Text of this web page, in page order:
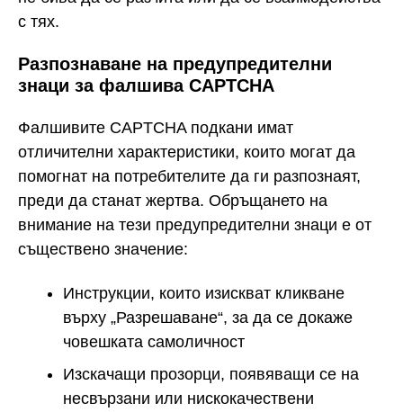
с тях.
Разпознаване на предупредителни
знаци за фалшива CAPTCHA
Фалшивите CAPTCHA подкани имат
отличителни характеристики, които могат да
помогнат на потребителите да ги разпознаят,
преди да станат жертва. Обръщането на
внимание на тези предупредителни знаци е от
съществено значение:
Инструкции, които изискват кликване
върху „Разрешаване“, за да се докаже
човешката самоличност
Изскачащи прозорци, появяващи се на
несвързани или нискокачествени